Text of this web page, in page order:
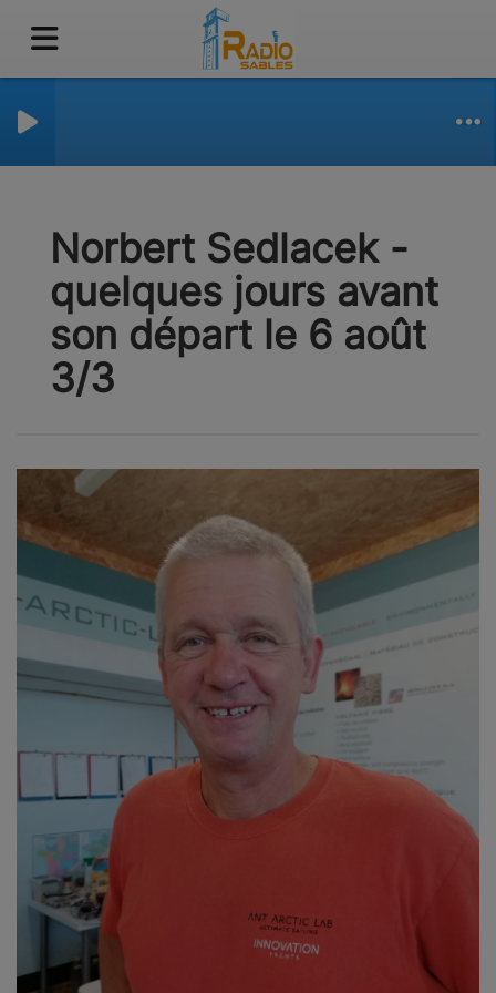
Norbert Sedlacek -
quelques jours avant
son départ le 6 août
3/3